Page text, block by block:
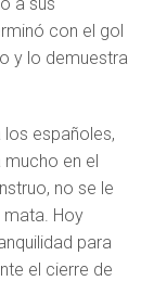
con el gol
y lo demuestra
españoles,
en el
no se le
mata. Hoy
para
el cierre de